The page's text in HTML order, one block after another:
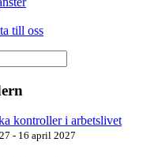
till oss
kontroller i arbetslivet
- 16 april 2027